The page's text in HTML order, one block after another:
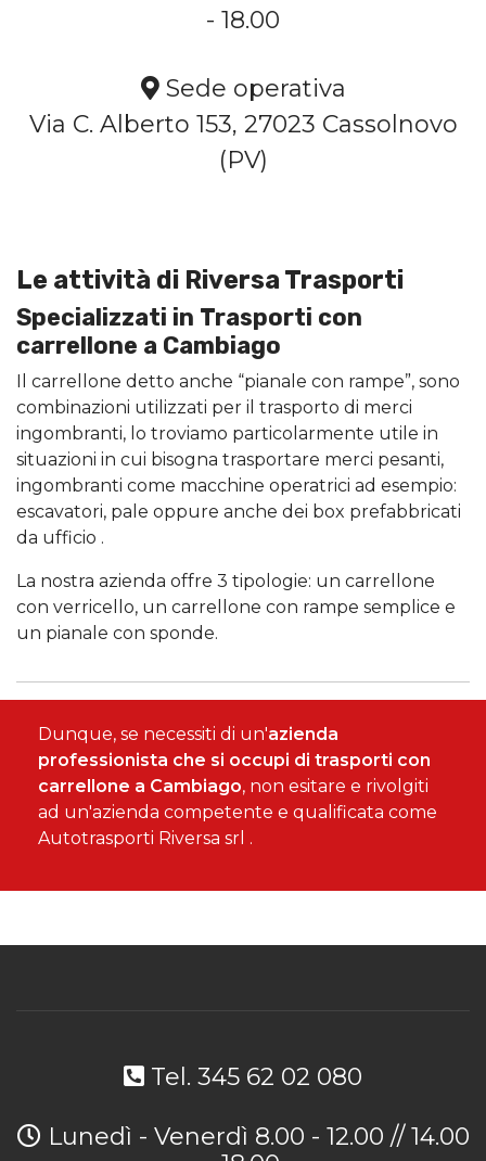
- 18.00
Sede operativa
Via C. Alberto 153, 27023 Cassolnovo
(PV)
Le attività di Riversa Trasporti
Specializzati in Trasporti con
carrellone a Cambiago
Il carrellone detto anche “pianale con rampe”, sono
combinazioni utilizzati per il trasporto di merci
ingombranti, lo troviamo particolarmente utile in
situazioni in cui bisogna trasportare merci pesanti,
ingombranti come macchine operatrici ad esempio:
escavatori, pale oppure anche dei box prefabbricati
da ufficio .
La nostra azienda offre 3 tipologie: un carrellone
con verricello, un carrellone con rampe semplice e
un pianale con sponde.
Dunque, se necessiti di un'azienda
professionista che si occupi di trasporti con
carrellone a Cambiago, non esitare e rivolgiti
ad un'azienda competente e qualificata come
Autotrasporti Riversa srl .
Tel. 345 62 02 080
Lunedì - Venerdì 8.00 - 12.00 // 14.00